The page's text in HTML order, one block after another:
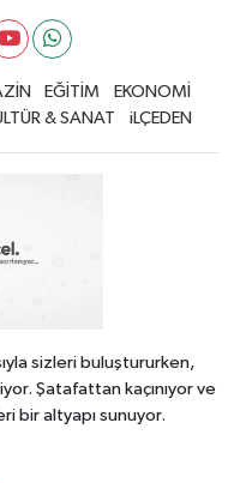
EĞİTİM
EKONOMİ
& SANAT iLÇEDEN
sizleri buluştururken,
Şatafattan kaçınıyor ve
bir altyapı sunuyor.